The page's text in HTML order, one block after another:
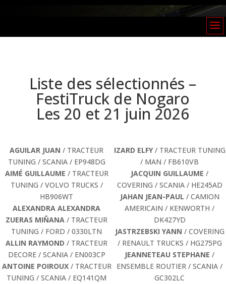
Liste des sélectionnés –
FestiTruck de Nogaro
Les 20 et 21 juin 2026
AGUILAR JUAN / TRACTEUR
TUNING / SCANIA / EP948DG
AIMÉ GUILLAUME / TRACTEUR
TUNING / VOLVO TRUCKS /
HB906WT
ALEXANDRA ALEXANDRA
ZUERAS MIÑANA / TRACTEUR
TUNING / FORD / 0330LTN
ALLIN RAYMOND / TRACTEUR
DECORE / SCANIA / EN003CP
ANTOINE POIROUX/ TRACTEUR
TUNING / SCANIA / EQ141QM
IZARD ELFY/ TRACTEUR TUNING
/ MAN / FB610VB
JACQUIN GUILLAUME /
COVERING / SCANIA / HE245AD
JAHAN JEAN-PAUL / CAMION
AMERICAIN / KENWORTH /
DK427YD
JASTRZEBSKI YANN / COVERING
/ RENAULT TRUCKS / HG275PG
JEANNETEAU STEPHANE /
ENSEMBLE ROUTIER / SCANIA /
GC302LC